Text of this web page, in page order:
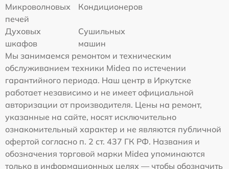
Микроволновых
печей
Кондиционеров
Духовых
шкафов
Сушильных
машин
Мы занимаемся ремонтом и техническим
обслуживанием техники Midea по истечении
гарантийного периода. Наш центр в Иркутске
работает независимо и не имеет официальной
авторизации от производителя. Цены на ремонт,
указанные на сайте, носят исключительно
ознакомительный характер и не являются публичной
офертой согласно п. 2 ст. 437 ГК РФ. Названия и
обозначения торговой марки Midea упоминаются
только в информационных целях — чтобы обозначить